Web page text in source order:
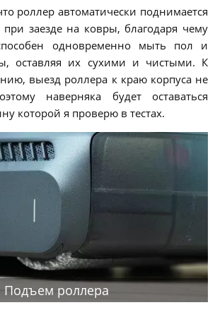
роллер автоматически поднимается
заезде на ковры, благодаря чему
одновременно мыть пол и
оставляя их сухими и чистыми. К
выезд роллера к краю корпуса не
наверняка будет оставаться
которой я проверю в тестах.
Подъем роллера